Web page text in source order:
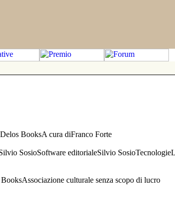
BooksA cura diFranco Forte
SosioSoftware editorialeSilvio
culturale senza scopo di lucro